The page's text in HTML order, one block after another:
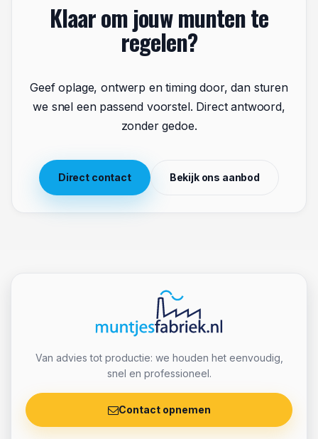
is dan een vraag of een eerste idee. Vanaf dat moment
wordt samen toegewerkt naar een ontwerp, een
proef, en uiteindelijk de munten die nodig zijn voor de
gesprek begint, hoe meer ruimte er is voor een traject
dat past bij de wensen en de planning.
Contact
regelen?
Geef oplage, ontwerp en timing door, dan sturen
we snel een passend voorstel. Direct antwoord,
zonder gedoe.
Direct contact Bekijk ons aanbod